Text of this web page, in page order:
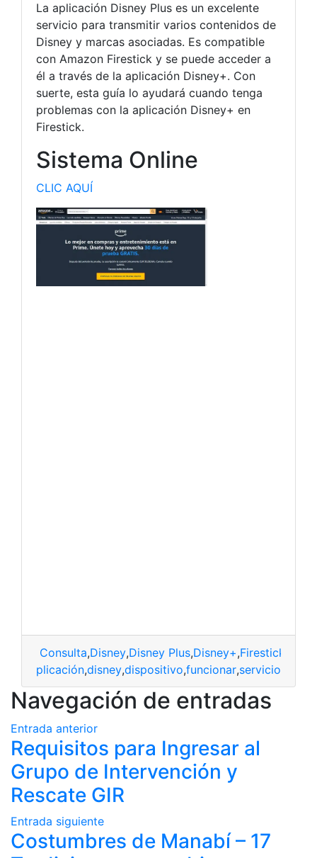
La aplicación Disney Plus es un excelente
servicio para transmitir varios contenidos de
Disney y marcas asociadas. Es compatible
con Amazon Firestick y se puede acceder a
él a través de la aplicación Disney+. Con
suerte, esta guía lo ayudará cuando tenga
problemas con la aplicación Disney+ en
Firestick.
Sistema Online
CLIC AQUÍ
Consulta,Disney,Disney Plus,Disney+,Firestick
aplicación,disney,dispositivo,funcionar,servicio
Navegación de entradas
Entrada anterior
Requisitos para Ingresar al
Grupo de Intervención y
Rescate GIR
Entrada siguiente
Costumbres de Manabí – 17